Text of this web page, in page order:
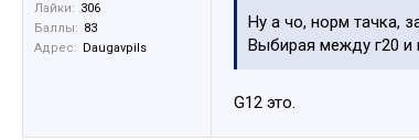
Лайки: 306
Баллы: 83
Адрес:
Daugavpils
Ну а чо, норм тачка,
Выбирая между г20 и
G12 это.